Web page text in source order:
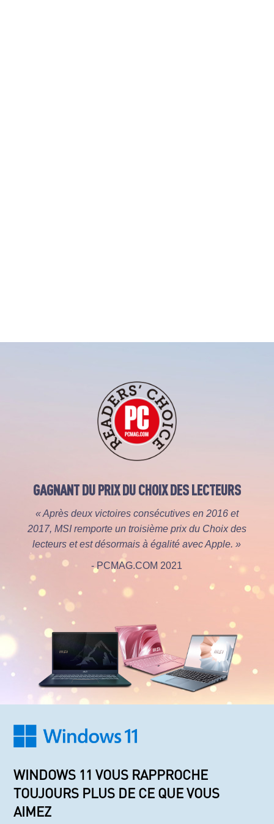
GAGNANT DU PRIX DU CHOIX DES LECTEURS
« Après deux victoires consécutives en 2016 et
2017, MSI remporte un troisième prix du Choix des
lecteurs et est désormais à égalité avec Apple. »
- PCMAG.COM 2021
WINDOWS 11 VOUS RAPPROCHE
TOUJOURS PLUS DE CE QUE VOUS
AIMEZ